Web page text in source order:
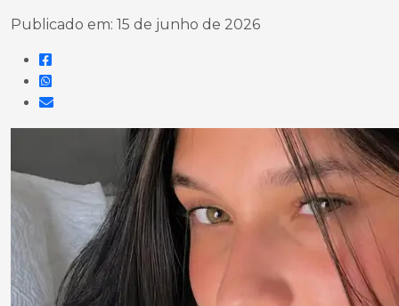
Publicado em: 15 de junho de 2026